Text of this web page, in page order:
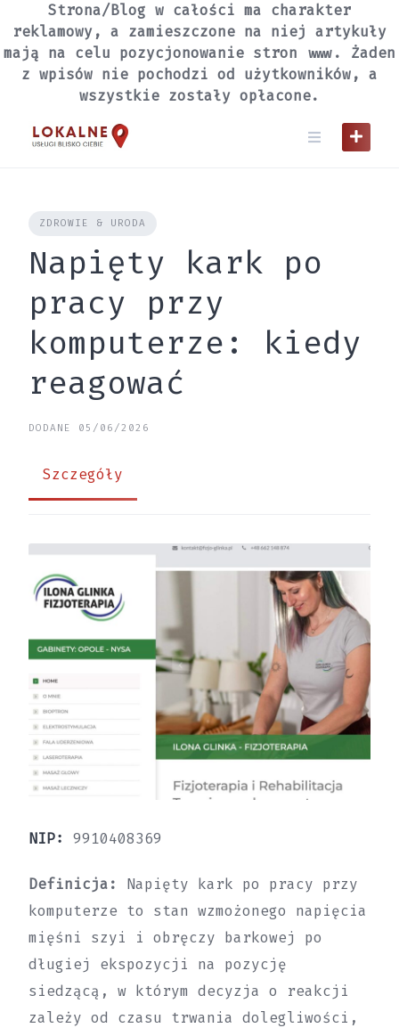
Strona/Blog w całości ma charakter
reklamowy, a zamieszczone na niej artykuły
mają na celu pozycjonowanie stron www. Żaden
z wpisów nie pochodzi od użytkowników, a
wszystkie zostały opłacone.
to
content
ZDROWIE & URODA
Napięty kark po
pracy przy
komputerze: kiedy
reagować
DODANE 05/06/2026
Szczegóły
NIP: 9910408369
Definicja:
Napięty kark po pracy przy
komputerze to stan wzmożonego napięcia
mięśni szyi i obręczy barkowej po
długiej ekspozycji na pozycję
siedzącą, w którym decyzja o reakcji
zależy od czasu trwania dolegliwości,